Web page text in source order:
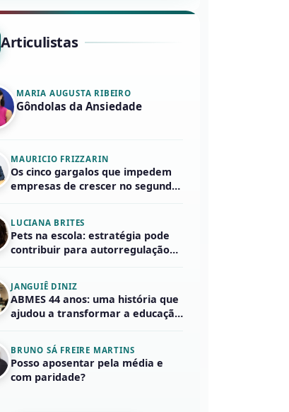
Articulistas
MARIA AUGUSTA RIBEIRO
Gôndolas da Ansiedade
MAURICIO FRIZZARIN
Os cinco gargalos que impedem
empresas de crescer no segundo
LUCIANA BRITES
Pets na escola: estratégia pode
contribuir para autorregulação
JANGUIÊ DINIZ
ABMES 44 anos: uma história que
ajudou a transformar a educação
BRUNO SÁ FREIRE MARTINS
Posso aposentar pela média e
com paridade?